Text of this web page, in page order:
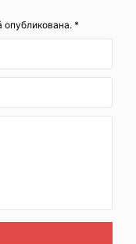
опубликована. *